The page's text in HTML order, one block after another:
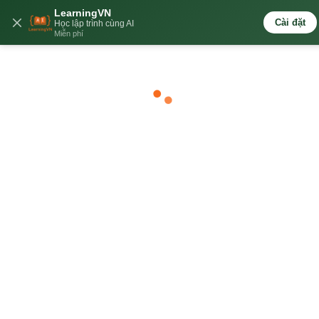
LearningVN
Học lập trình cùng AI
Miễn phí
Cài đặt
🇻🇳